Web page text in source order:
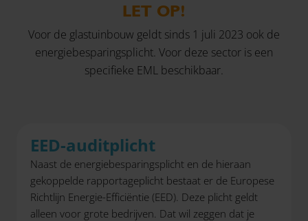
LET OP!
Voor de glastuinbouw geldt sinds 1 juli 2023 ook de
energiebesparingsplicht. Voor deze sector is een
specifieke EML beschikbaar.
EED-auditplicht
Naast de energiebesparingsplicht en de hieraan
gekoppelde rapportageplicht bestaat er de Europese
Richtlijn Energie-Efficiëntie (EED). Deze plicht geldt
alleen voor grote bedrijven. Dat wil zeggen dat je